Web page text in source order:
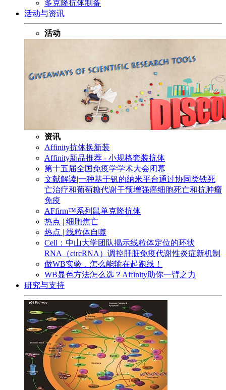
多克隆抗体制备
活动与资讯
活动
资讯
Affinity抗体换新装
Affinity新品推荐 - 小规格套装抗体
第十五届全国免疫学学术大会闭幕
文献解读|一种基于钒的纳米平台通过协同类铁死
亡治疗和葡萄糖代谢干预增强癌细胞死亡和抗肿瘤
免疫
AFfirm™系列鼠单克隆抗体
热点 | 细胞焦亡
热点 | 线粒体自噬
Cell：中山大学团队揭示线粒体定位的环状
RNA（circRNA）调控肝脏免疫代谢性炎症新机制
做WB实验，怎么能输在起跑线！
WB显色方法怎么选？Affinity助你一臂之力
研究与支持